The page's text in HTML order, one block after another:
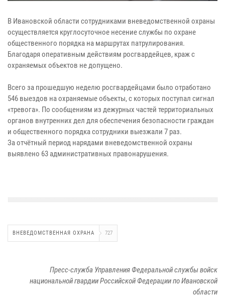
В Ивановской области сотрудниками вневедомственной охраны
осуществляется круглосуточное несение службы по охране
общественного порядка на маршрутах патрулирования.
Благодаря оперативным действиям росгвардейцев, краж c
охраняемых объектов не допущено.
Всего за прошедшую неделю росгвардейцами было отработано
546 выездов на охраняемые объекты, с которых поступал сигнал
«тревога». По сообщениям из дежурных частей территориальных
органов внутренних дел для обеспечения безопасности граждан
и общественного порядка сотрудники выезжали 7 раз.
За отчётный период нарядами вневедомственной охраны
выявлено 63 административных правонарушения.
ВНЕВЕДОМСТВЕННАЯ ОХРАНА 727
Пресс-служба Управления Федеральной службы войск
национальной гвардии Российской Федерации по Ивановской
области